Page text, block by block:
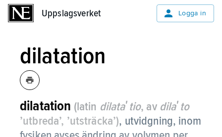
Uppslagsverket Logga in
dilatation
dilatation (latin dilataʹtio, av dilaʹto
’utbreda’, ’utsträcka’), utvidgning, inom